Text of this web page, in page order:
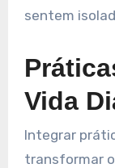
sentem
Vida
Integrar
transformar